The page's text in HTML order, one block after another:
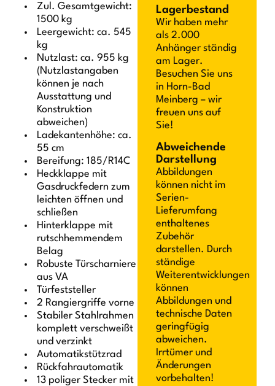
Zul. Gesamtgewicht:
1500 kg
Leergewicht: ca. 545
kg
Nutzlast: ca. 955 kg
(Nutzlastangaben
können je nach
Ausstattung und
Konstruktion
abweichen)
Ladekantenhöhe: ca.
55 cm
Bereifung: 185/R14C
Heckklappe mit
Gasdruckfedern zum
leichten öffnen und
schließen
Hinterklappe mit
rutschhemmendem
Belag
Robuste Türscharniere
aus VA
Türfeststeller
2 Rangiergriffe vorne
Stabiler Stahlrahmen
komplett verschweißt
und verzinkt
Automatikstützrad
Rückfahrautomatik
13 poliger Stecker mit
Lagerbestand
Wir haben mehr
als 2.000
Anhänger ständig
am Lager.
Besuchen Sie uns
in Horn-Bad
Meinberg – wir
freuen uns auf
Sie!
Abweichende
Darstellung
Abbildungen
können nicht im
Serien-
Lieferumfang
enthaltenes
Zubehör
darstellen. Durch
ständige
Weiterentwicklungen
können
Abbildungen und
technische Daten
geringfügig
abweichen.
Irrtümer und
Änderungen
vorbehalten!